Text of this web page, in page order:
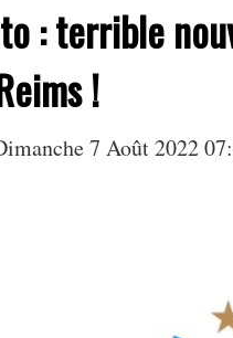
: terrible
!
7 Août 2022